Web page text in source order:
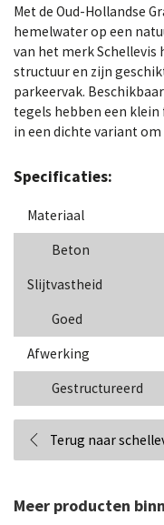
Met de Oud-Hollandse
hemelwater op een
van het merk Schellevis
structuur en zijn
parkeervak.
tegels hebben een
in een dichte variant
Specificaties:
Materiaal
Beton
Slijtvastheid
Goed
Afwerking
Gestructureerd
Terug naar
Meer producten